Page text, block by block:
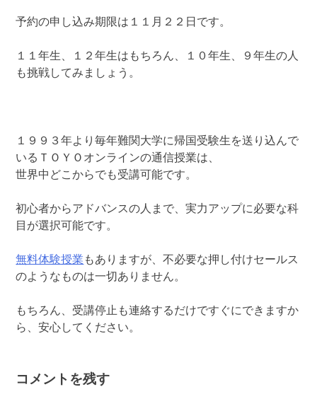
予約の申し込み期限は１１月２２日です。
１１年生、１２年生はもちろん、１０年生、９年生の人
も挑戦してみましょう。
１９９３年より毎年難関大学に帰国受験生を送り込んで
いるＴＯＹＯオンラインの通信授業は、
世界中どこからでも受講可能です。
初心者からアドバンスの人まで、実力アップに必要な科
目が選択可能です。
無料体験授業 もありますが、不必要な押し付けセールス
のようなものは一切ありません。
もちろん、受講停止も連絡するだけですぐにできますか
ら、安心してください。
コメントを残す